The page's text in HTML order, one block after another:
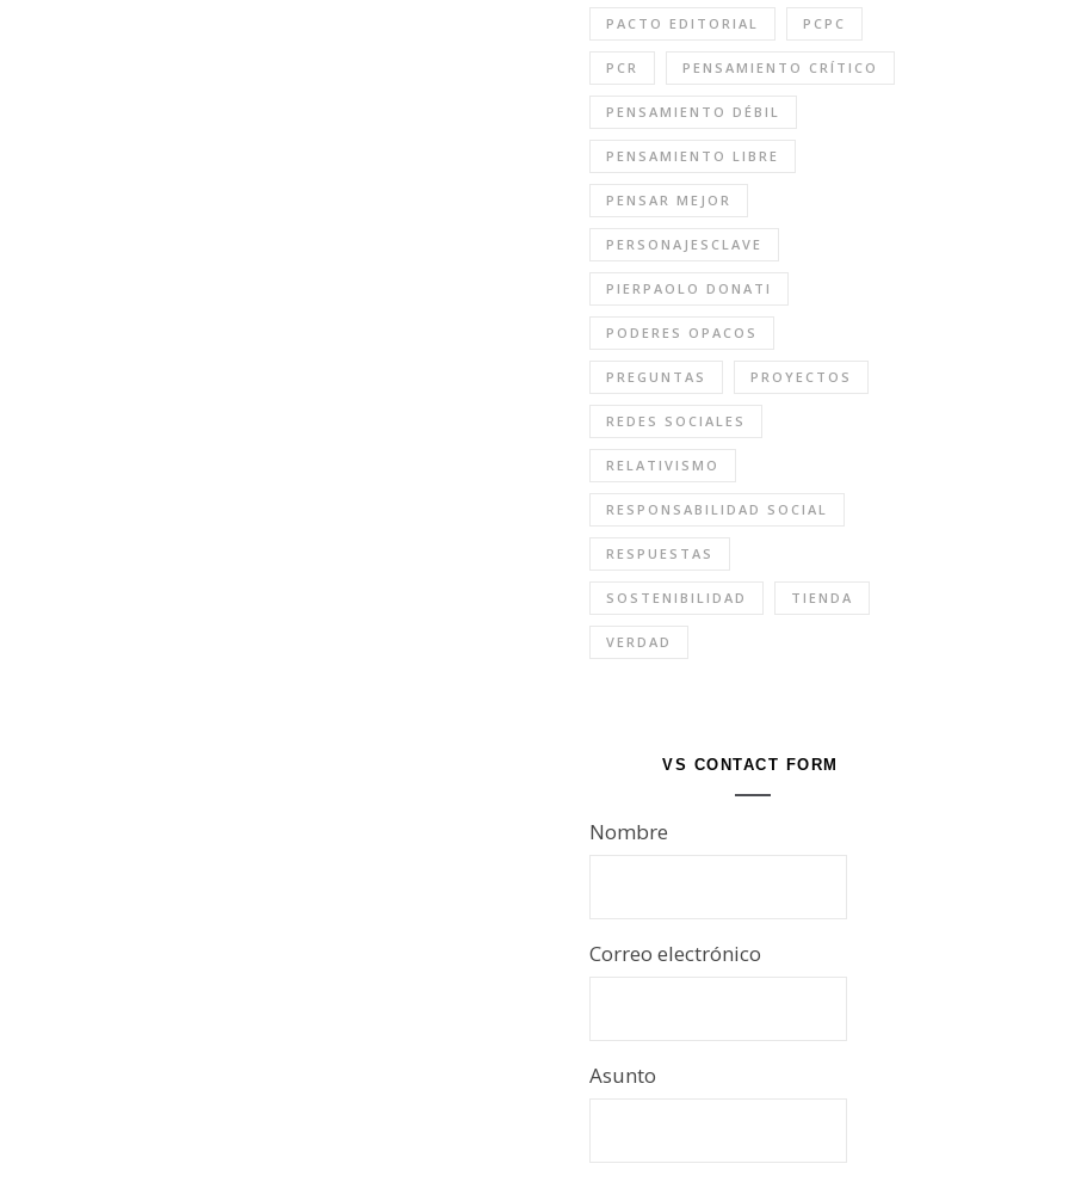
PACTO EDITORIAL PCPC
PCR PENSAMIENTO CRÍTICO
PENSAMIENTO DÉBIL
PENSAMIENTO LIBRE
PENSAR MEJOR
PERSONAJESCLAVE
PIERPAOLO DONATI
PODERES OPACOS
PREGUNTAS PROYECTOS
REDES SOCIALES
RELATIVISMO
RESPONSABILIDAD SOCIAL
RESPUESTAS
SOSTENIBILIDAD TIENDA
VERDAD
VS CONTACT FORM
Nombre
Correo electrónico
Asunto